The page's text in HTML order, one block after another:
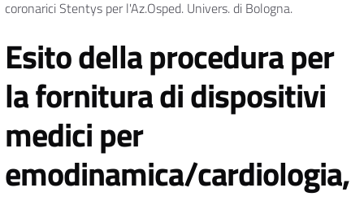
coronarici Stentys per l'Az.Osped. Univers. di Bologna.
Esito della procedura per
la fornitura di dispositivi
medici per
emodinamica/cardiologia,